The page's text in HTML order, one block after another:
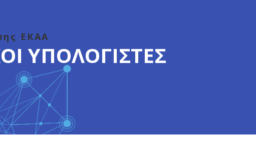
ΕΚΑΑ
ΥΠΟΛΟΓΙΣΤΈΣ